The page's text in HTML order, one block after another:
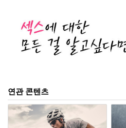
연관 콘텐츠